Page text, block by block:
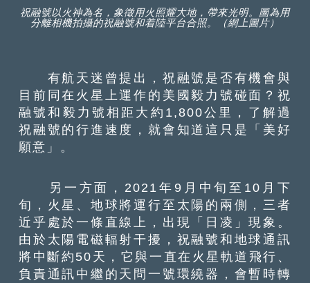
祝融號以火神為名，象徵用火照耀大地，帶來光明。圖為用
分離相機拍攝的祝融號和着陸平台合照。（網上圖片）
有航天迷曾提出，祝融號是否有機會與
目前同在火星上運作的美國毅力號碰面？祝
融號和毅力號相距大約1,800公里，了解過
祝融號的行進速度，就會知道這只是「美好
願意」。
另一方面，2021年9月中旬至10月下
旬，火星、地球將運行至太陽的兩側，三者
近乎處於一條直線上，出現「日凌」現象。
由於太陽電磁輻射干擾，祝融號和地球通訊
將中斷約50天，它與一直在火星軌道飛行、
負責通訊中繼的天問一號環繞器，會暫時轉